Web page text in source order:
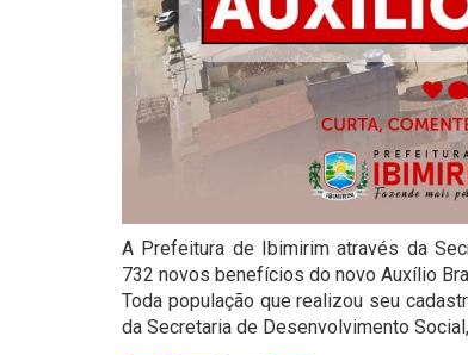
A Prefeitura de Ibimirim através da
732 novos benefícios do novo Auxílio
Toda população que realizou seu
da Secretaria de Desenvolvimento